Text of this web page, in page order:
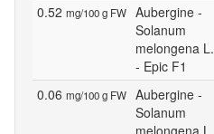
0.52 mg/100 g FW
Aubergine -
Solanum
melongena L.
- Epic F1
0.06 mg/100 g FW
Aubergine -
Solanum
melongena L.